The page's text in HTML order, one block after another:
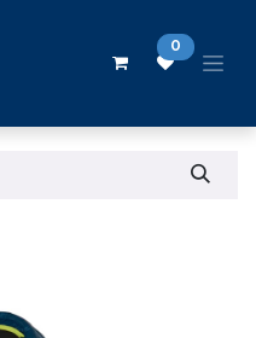
0